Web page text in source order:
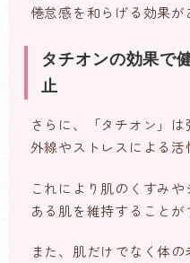
倦怠感を和らげる効果が
タチオンの効果で
止
さらに、「タチオン」
外線やストレスによる活
これにより肌のくすみ
ある肌を維持することが
また、肌だけでなく体